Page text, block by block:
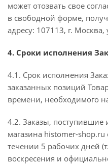
может отозвать свое
в свободной форме,
адресу: 107113, г.
4. Сроки исполнения
4.1. Срок исполнения
заказанных позиций
времени, необходимого
4.2. Заказы, поступившие
магазина histomer-
течении 5 рабочих дней
воскресения и